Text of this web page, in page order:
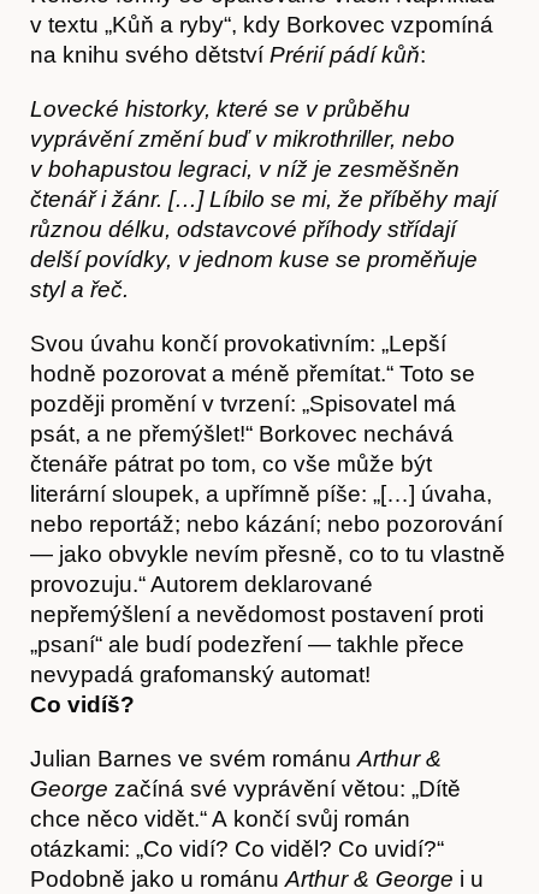
O nás
v textu „Kůň a ryby“, kdy Borkovec vzpomíná
na knihu svého dětství Prérií pádí kůň:
Lovecké historky, které se v průběhu
vyprávění změní buď v mikrothriller, nebo
v bohapustou legraci, v níž je zesměšněn
čtenář i žánr. […] Líbilo se mi, že příběhy mají
různou délku, odstavcové příhody střídají
delší povídky, v jednom kuse se proměňuje
styl a řeč.
Svou úvahu končí provokativním: „Lepší
hodně pozorovat a méně přemítat.“ Toto se
později promění v tvrzení: „Spisovatel má
psát, a ne přemýšlet!“ Borkovec nechává
čtenáře pátrat po tom, co vše může být
literární sloupek, a upřímně píše: „[…] úvaha,
nebo reportáž; nebo kázání; nebo pozorování
— jako obvykle nevím přesně, co to tu vlastně
provozuju.“ Autorem deklarované
nepřemýšlení a nevědomost postavení proti
„psaní“ ale budí podezření — takhle přece
nevypadá grafomanský automat!
Co vidíš?
Julian Barnes ve svém románu Arthur &
George začíná své vyprávění větou: „Dítě
chce něco vidět.“ A končí svůj román
otázkami: „Co vidí? Co viděl? Co uvidí?“
Podobně jako u románu Arthur & George i u